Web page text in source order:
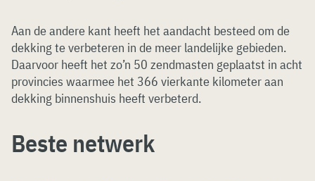
Aan de andere kant heeft het aandacht besteed om de
dekking te verbeteren in de meer landelijke gebieden.
Daarvoor heeft het zo’n 50 zendmasten geplaatst in acht
provincies waarmee het 366 vierkante kilometer aan
dekking binnenshuis heeft verbeterd.
Beste netwerk